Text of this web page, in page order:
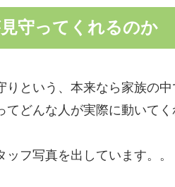
守ってくれるのか
りという、本来なら家族の
てどんな人が実際に動いて
ッフ写真を出しています。。